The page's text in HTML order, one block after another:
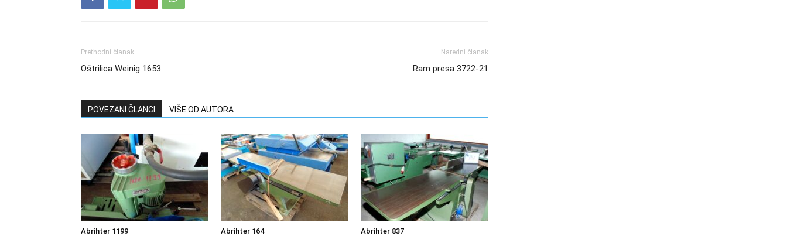
Prethodni članak
Oštrilica Weinig 1653
Naredni članak
Ram presa 3722-21
POVEZANI ČLANCI VIŠE OD AUTORA
Abrihter 1199 Abrihter 164 Abrihter 837